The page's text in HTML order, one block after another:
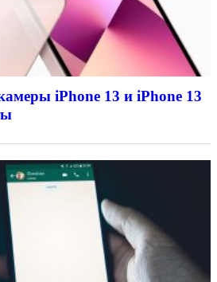
iPhone 13 и iPhone 13